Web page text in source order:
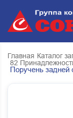
Главная Каталог
82
Поручень задней